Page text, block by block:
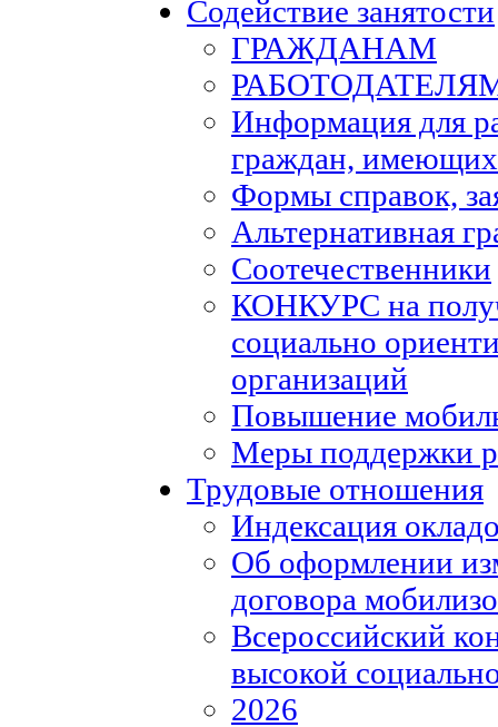
Содействие занятости
ГРАЖДАНАМ
Информация для
граждан,
Формы справок,
Альтернативная
Соотечественники
КОНКУРС на
социально
организаций
Повышение
Меры поддержки
Трудовые отношения
Индексация
Об оформлении
договора
Всероссийский
высокой
2026